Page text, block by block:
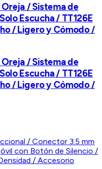
/ Sistema de
Escucha / TT126E
/ Ligero y Cómodo /
/ Sistema de
Escucha / TT126E
/ Ligero y Cómodo /